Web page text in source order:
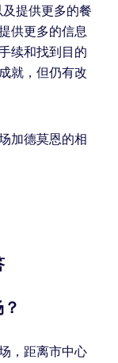
提供更多的餐
供更多的信息
续和找到目的
就，但仍有改
加德莫恩的相
，距离市中心